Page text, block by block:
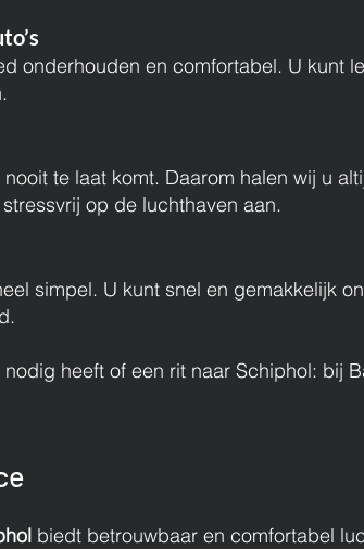
onderhouden en comfortabel. U kunt
te laat komt. Daarom halen wij u
op de luchthaven aan.
simpel. U kunt snel en gemakkelijk
heeft of een rit naar Schiphol: bij
biedt betrouwbaar en comfortabel